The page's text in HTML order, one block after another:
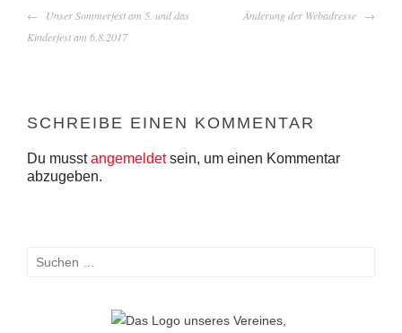
BEITRAGS-
NAVIGATION
Unser Sommerfest am 5. und das
Kinderfest am 6.8.2017
Änderung der Webadresse
SCHREIBE EINEN KOMMENTAR
Du musstangemeldetsein, um einen Kommentar
abzugeben.
Suchen